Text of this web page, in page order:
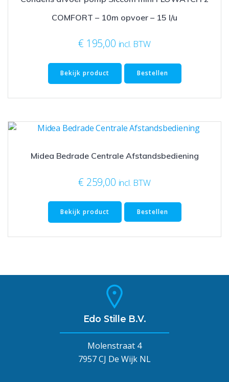
COMFORT – 10m opvoer – 15 l/u
€ 195,00 incl. BTW
Bekijk product Bestellen
Midea Bedrade Centrale Afstandsbediening
€ 259,00 incl. BTW
Bekijk product Bestellen
Edo Stille B.V.
Molenstraat 4
7957 CJ De Wijk NL